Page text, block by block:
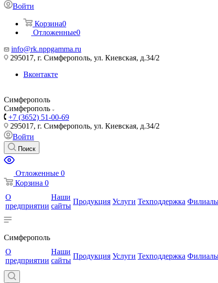
Войти
Корзина0
Отложенные0
info@rk.nppgamma.ru
295017, г. Симферополь, ул. Киевская, д.34/2
Вконтакте
Симферополь
Симферополь
+7 (3652) 51-00-69
295017, г. Симферополь, ул. Киевская, д.34/2
Войти
Поиск
Отложенные 0
Корзина 0
О
предприятии
Наши
сайты
Продукция Услуги Техподдержка
Симферополь
О
предприятии
Наши
сайты
Продукция Услуги Техподдержка